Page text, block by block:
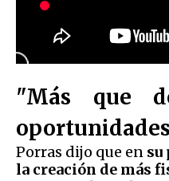
"Más que
Porras dijo que en su
la creación de más